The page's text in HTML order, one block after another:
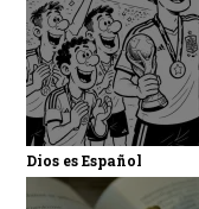
Dios es Español